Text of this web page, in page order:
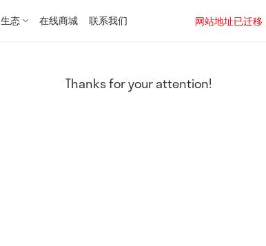
生态 在线商城 联系我们
网站地址已迁
Thanks for your attention!